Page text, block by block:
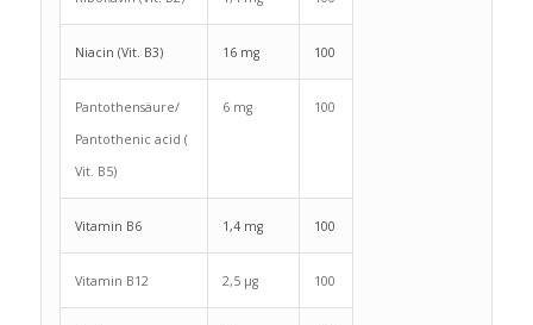
Niacin (Vit. B3) 16 mg 100
Pantothensäure/
Pantothenic acid (
Vit. B5)
6 mg 100
Vitamin B6 1,4 mg 100
Vitamin B12 2,5 µg 100